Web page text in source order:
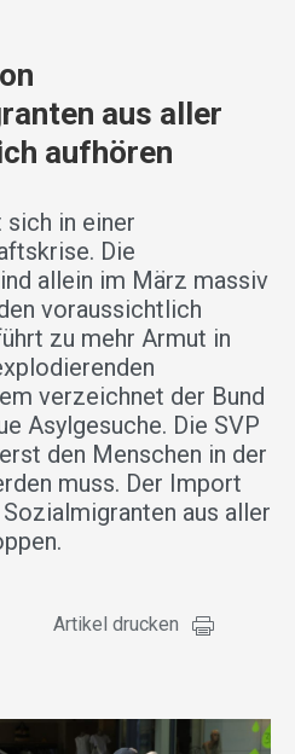
aus aller
aufhören
sich in einer
Die
allein im März massiv
voraussichtlich
zu mehr Armut in
verzeichnet der Bund
Asylgesuche. Die SVP
den Menschen in der
muss. Der Import
aus aller
Artikel drucken